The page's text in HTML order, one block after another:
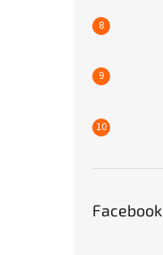
Facebook